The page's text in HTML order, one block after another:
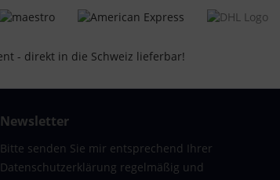
Newsletter
Bitte senden Sie mir entsprechend Ihrer
Datenschutzerklärung regelmäßig und